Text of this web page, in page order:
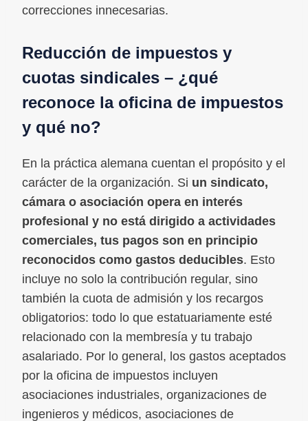
correcciones innecesarias.
Reducción de impuestos y
cuotas sindicales – ¿qué
reconoce la oficina de impuestos
y qué no?
En la práctica alemana cuentan el propósito y el
carácter de la organización. Si un sindicato,
cámara o asociación opera en interés
profesional y no está dirigido a actividades
comerciales, tus pagos son en principio
reconocidos como gastos deducibles. Esto
incluye no solo la contribución regular, sino
también la cuota de admisión y los recargos
obligatorios: todo lo que estatuariamente esté
relacionado con la membresía y tu trabajo
asalariado. Por lo general, los gastos aceptados
por la oficina de impuestos incluyen
asociaciones industriales, organizaciones de
ingenieros y médicos, asociaciones de